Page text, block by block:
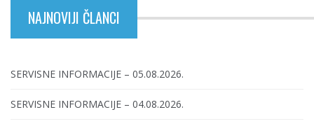
NAJNOVIJI ČLANCI
SERVISNE INFORMACIJE – 05.08.2026.
SERVISNE INFORMACIJE – 04.08.2026.